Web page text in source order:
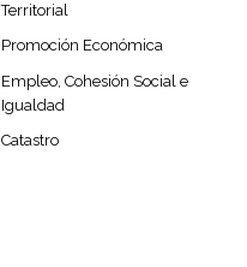
Territorial
Promoción Económica
Empleo, Cohesión Social e
Igualdad
Catastro